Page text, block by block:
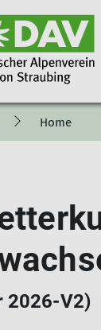
Aktuelles/Kurse
Das Haus
Tourentipps
Home
2026-V2)